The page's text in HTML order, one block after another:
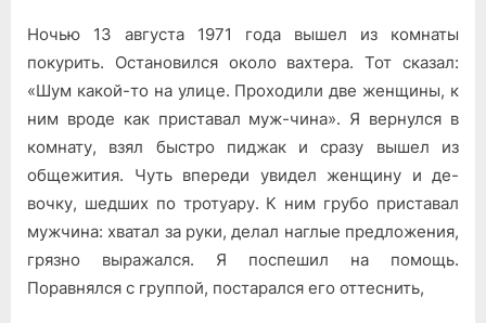
Ночью 13 августа 1971 года вышел из комнаты
покурить. Остановился около вахтера. Тот сказал:
«Шум какой-то на ули­це. Проходили две женщины, к
ним вроде как приставал муж-чина». Я вернулся в
комнату, взял быстро пиджак и сразу вышел из
общежития. Чуть впереди увидел женщину и де­
вочку, шедших по тротуару. К ним грубо приставал
муж­чина: хватал за руки, делал наглые предложения,
грязно выражался. Я поспешил на по­мощь.
Поравнялся с группой, постарался его оттеснить,